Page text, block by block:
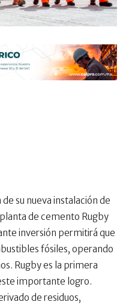
su nueva instalación de
de cemento Rugby
inversión permitirá que
fósiles, operando
Rugby es la primera
importante logro.
de residuos,